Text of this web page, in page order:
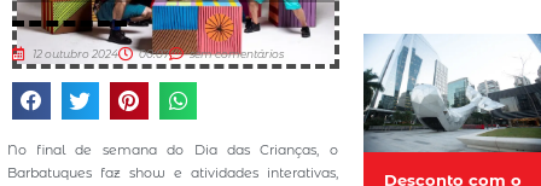
12 outubro 2024 00:07 sem comentários
No final de semana do Dia das Crianças, o
Barbatuques faz show e atividades interativas,
Desconto com o